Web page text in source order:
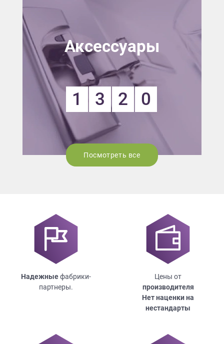
Аксессуары
1 3 2 0
Посмотреть все
Надежныефабрики-
партнеры.
Цены от
производителя
Нет наценки на
нестандарты